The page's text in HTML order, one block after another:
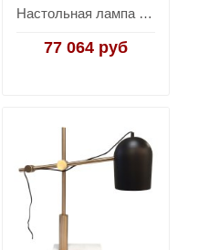
Настольная лампа Mona
77 064 руб